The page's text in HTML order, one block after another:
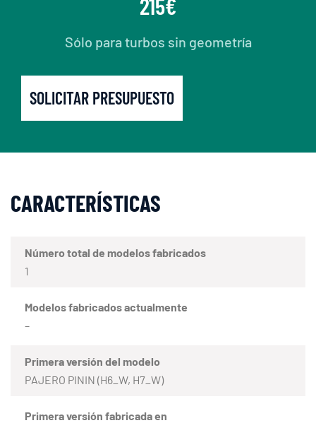
Sólo para turbos sin geometría
SOLICITAR PRESUPUESTO
CARACTERÍSTICAS
Número total de modelos fabricados
1
Modelos fabricados actualmente
–
Primera versión del modelo
PAJERO PININ (H6_W, H7_W)
Primera versión fabricada en